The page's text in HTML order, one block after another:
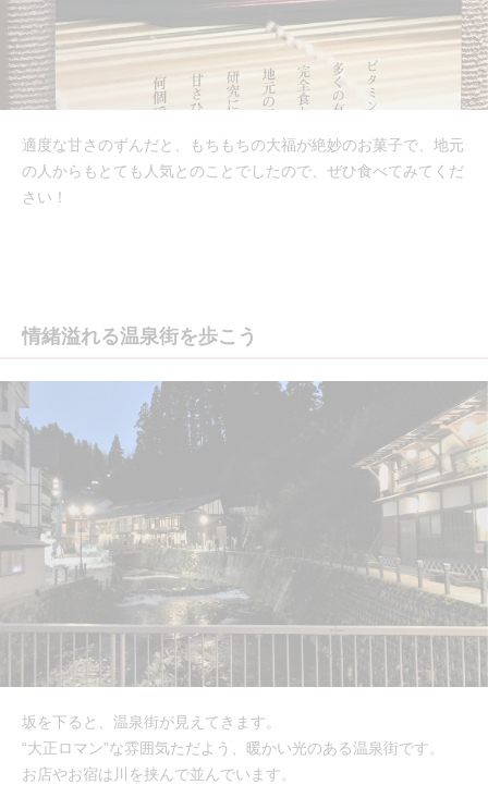
適度な甘さのずんだと、もちもちの大福が絶妙のお菓子で、地元
の人からもとても人気とのことでしたので、ぜひ食べてみてくだ
さい！
情緒溢れる温泉街を歩こう
坂を下ると、温泉街が見えてきます。
“大正ロマン”な雰囲気ただよう、暖かい光のある温泉街です。
お店やお宿は川を挟んで並んでいます。